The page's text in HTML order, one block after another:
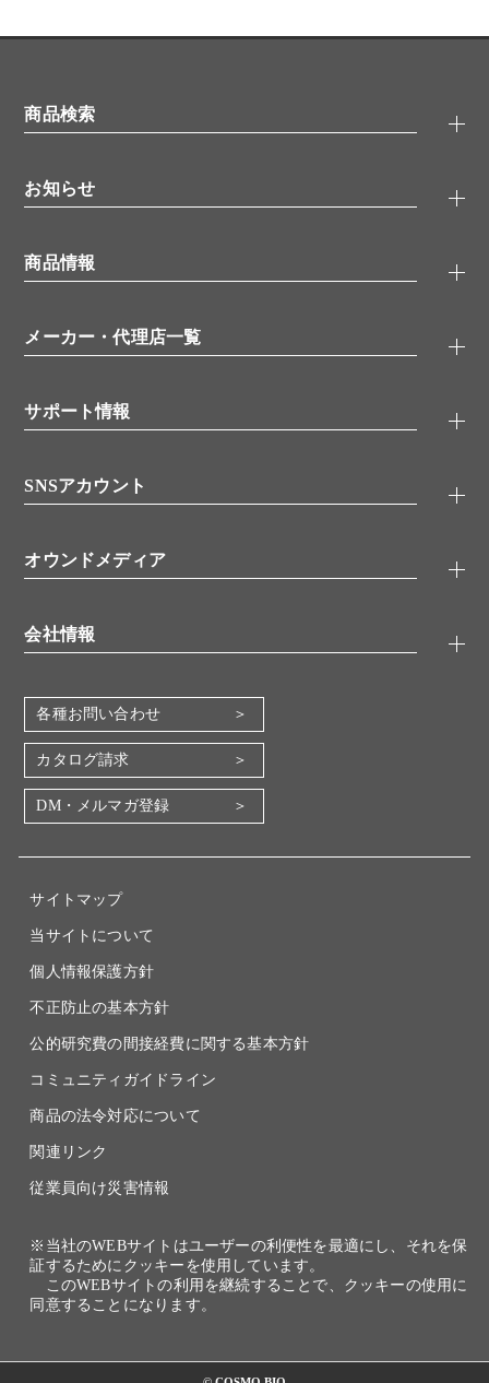
商品検索
タンパク質検索
ELISA/ELISpot検索
品番検索
お知らせ
無料サンプル
ウェビナー （オンラインセミナー）
学会・展示スケジュール
商品情報
抗体
シグナル伝達
糖類／レクチン
分子生物
バイオメディカル(環境・食品)
機器・消耗品
メーカー・代理店一覧
代理店
サポート情報
アプリケーションノート
書類ダウンロード
SNSアカウント
YouTube
オウンドメディア
会社情報
会社概要
地図・アクセス（本社）
IR情報
電子公告
各種お問い合わせ
カタログ請求
DM・メルマガ登録
サイトマップ
当サイトについて
個人情報保護方針
不正防止の基本方針
公的研究費の間接経費に関する基本方針
コミュニティガイドライン
商品の法令対応について
関連リンク
従業員向け災害情報
※当社のWEBサイトはユーザーの利便性を最適にし、それを保
証するためにクッキーを使用しています。
このWEBサイトの利用を継続することで、クッキーの使用に
同意することになります。